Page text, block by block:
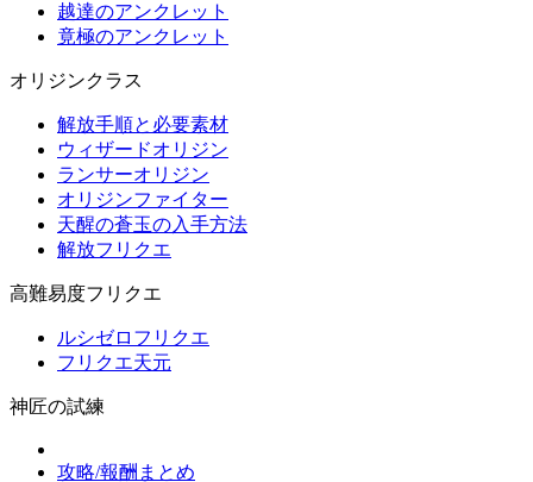
越達のアンクレット
竟極のアンクレット
オリジンクラス
解放手順と必要素材
ウィザードオリジン
ランサーオリジン
オリジンファイター
天醒の蒼玉の入手方法
解放フリクエ
高難易度フリクエ
ルシゼロフリクエ
フリクエ天元
神匠の試練
攻略/報酬まとめ